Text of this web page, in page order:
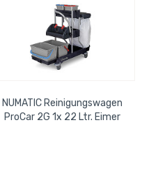
NUMATIC Reinigungswagen
ProCar 2G 1x 22 Ltr. Eimer